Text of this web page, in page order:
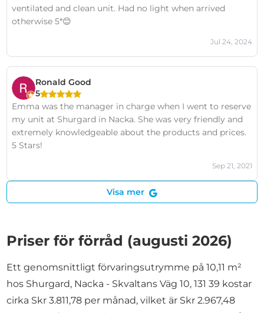
ventilated and clean unit. Had no light when arrived
otherwise 5*😊
Jul 24, 2024
Ronald Good
5
Emma was the manager in charge when I went to reserve
my unit at Shurgard in Nacka. She was very friendly and
extremely knowledgeable about the products and prices.
5 Stars!
Sep 21, 2021
Visa mer
Priser för förråd (augusti 2026)
Ett genomsnittligt förvaringsutrymme på 10,11 m²
hos Shurgard, Nacka - Skvaltans Väg 10, 131 39 kostar
cirka Skr 3.811,78 per månad, vilket är Skr 2.967,48